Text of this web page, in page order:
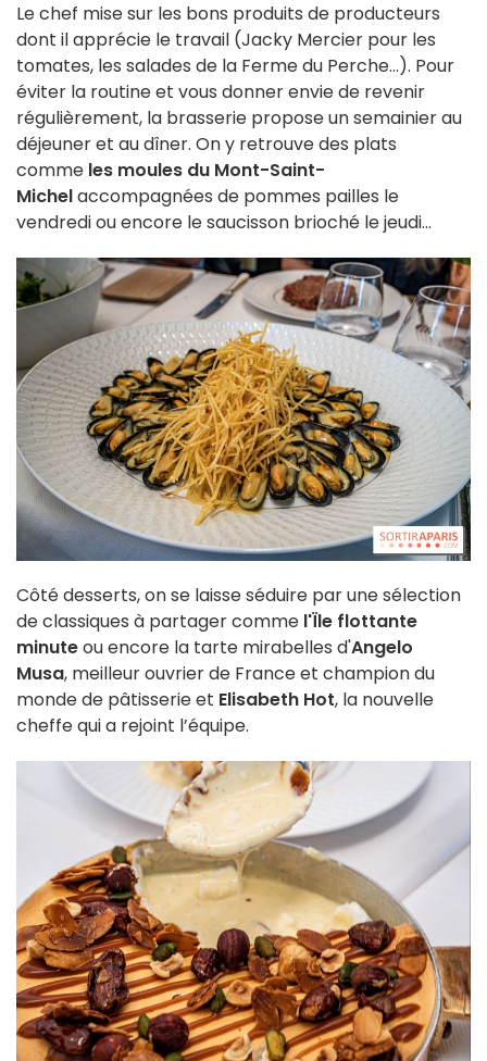
Le chef mise sur les bons produits de producteurs
dont il apprécie le travail (Jacky Mercier pour les
tomates, les salades de la Ferme du Perche...). Pour
éviter la routine et vous donner envie de revenir
régulièrement, la brasserie propose un semainier au
déjeuner et au dîner. On y retrouve des plats
comme les moules du Mont-Saint-
Michelaccompagnées de pommes pailles le
vendredi ou encore le saucisson brioché le jeudi...
Côté desserts, on se laisse séduire par une sélection
de classiques à partager comme l'Ïle flottante
minuteou encore la tarte mirabelles d'Angelo
Musa, meilleur ouvrier de France et champion du
monde de pâtisserie et Elisabeth Hot, la nouvelle
cheffe qui a rejoint l’équipe.